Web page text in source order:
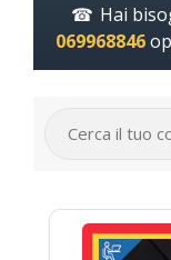
Hai
069968846